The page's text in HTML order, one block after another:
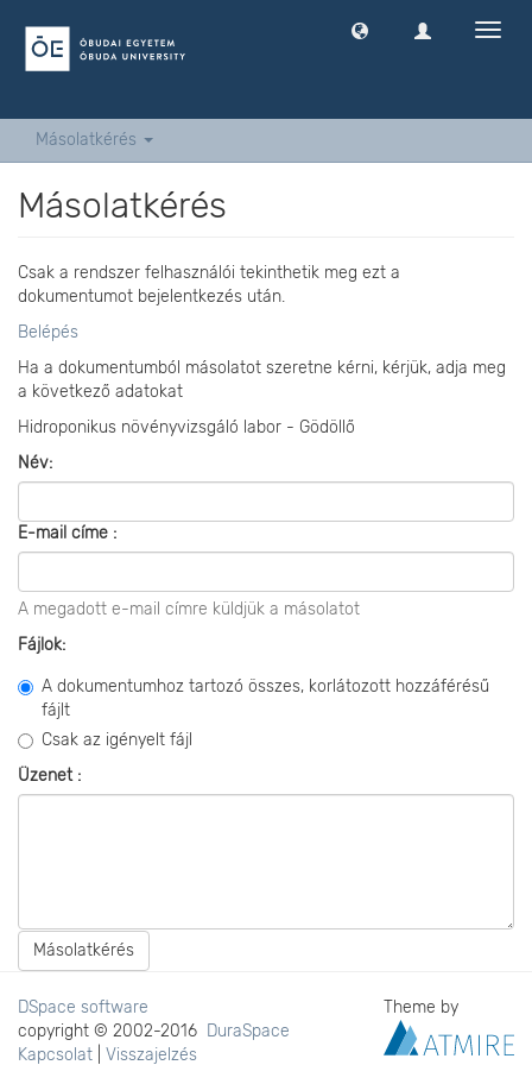
Másolatkérés
Másolatkérés
Csak a rendszer felhasználói tekinthetik meg ezt a
dokumentumot bejelentkezés után.
Belépés
Ha a dokumentumból másolatot szeretne kérni, kérjük, adja meg
a következő adatokat
Hidroponikus növényvizsgáló labor - Gödöllő
Név:
E-mail címe :
A megadott e-mail címre küldjük a másolatot
Fájlok:
A dokumentumhoz tartozó összes, korlátozott hozzáférésű
fájlt
Csak az igényelt fájl
Üzenet :
Másolatkérés
DSpace software
copyright © 2002-2016 DuraSpace
Kapcsolat
Visszajelzés
Theme by